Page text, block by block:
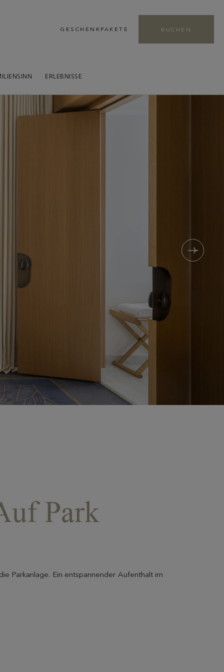
Leaders Club LHW
Genießen Sie als Mitglied des Leaders Club
GESCHENKPAKETE BUCHEN
ERLEBNISSE
Park
Parkanlage. Ein entspannender Aufenthalt im